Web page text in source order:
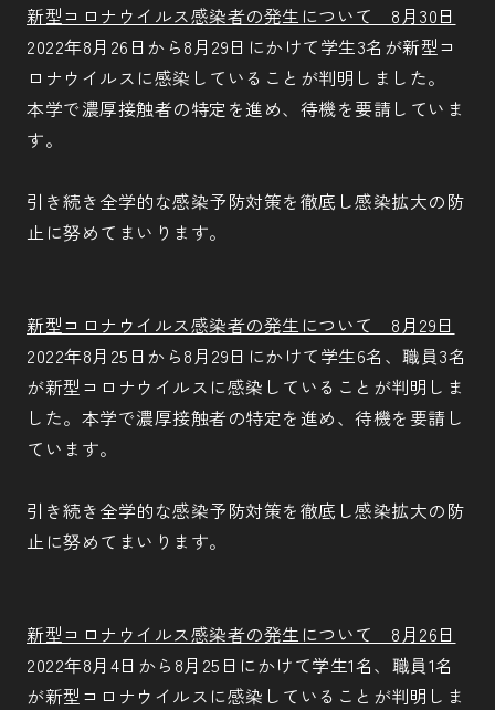
新型コロナウイルス感染者の発生について 8月30日
2022年8月26日から8月29日にかけて学生3名が新型コ
ロナウイルスに感染していることが判明しました。
本学で濃厚接触者の特定を進め、待機を要請していま
す。
引き続き全学的な感染予防対策を徹底し感染拡大の防
止に努めてまいります。
新型コロナウイルス感染者の発生について 8月29日
2022年8月25日から8月29日にかけて学生6名、職員3名
が新型コロナウイルスに感染していることが判明しま
した。本学で濃厚接触者の特定を進め、待機を要請し
ています。
引き続き全学的な感染予防対策を徹底し感染拡大の防
止に努めてまいります。
新型コロナウイルス感染者の発生について 8月26日
2022年8月4日から8月25日にかけて学生1名、職員1名
が新型コロナウイルスに感染していることが判明しま